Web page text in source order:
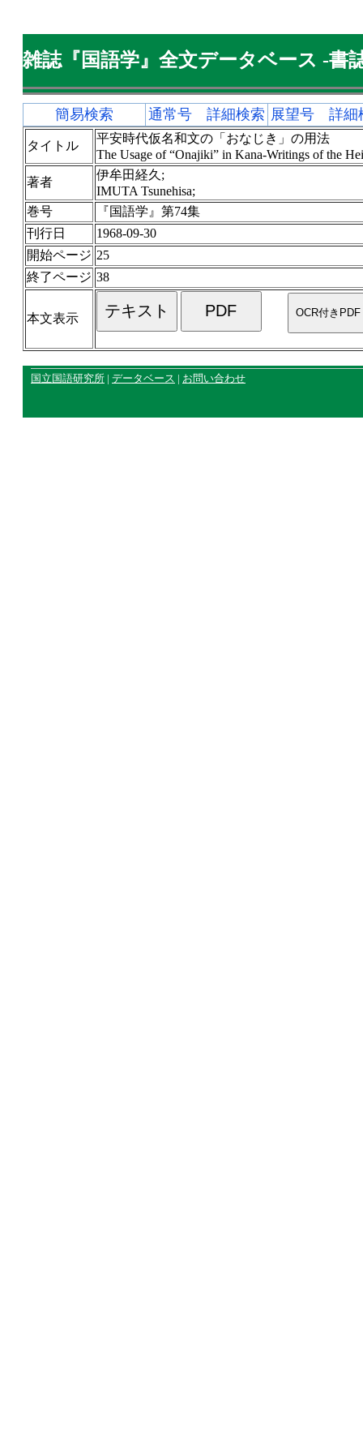
雑誌『国語学』全文データベース -書
簡易検索 通常号 詳細検索 展望号 詳細
タイトル
平安時代仮名和文の「おなじき」の用法
The Usage of “Onajiki” in Kana-Writings of the
著者
伊牟田経久;
IMUTA Tsunehisa;
巻号
『国語学』第74集
刊行日
1968-09-30
開始ページ 25
終了ページ 38
本文表示
国立国語研究所 | データベース | お問い合わせ